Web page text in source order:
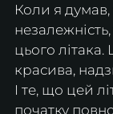
Коли я
цього
красива,
І те, що цей
початку